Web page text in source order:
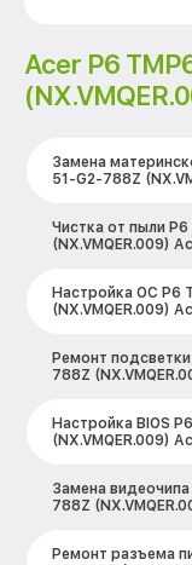
Acer P6
Замена
51-G2-788Z
Чистка от пыли
(NX.VMQER.009)
Настройка ОС P6
(NX.VMQER.009)
Ремонт
788Z
Настройка BIOS
(NX.VMQER.009)
Замена
788Z
Ремонт разъема